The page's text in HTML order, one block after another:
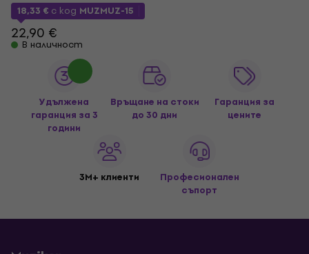
18,33 € с код MUZMUZ-15
22,90 €
В наличност
Удължена
гаранция за 3
години
Връщане на стоки
до 30 дни
Гаранция за
цените
3M+ клиенти
Професионален
съпорт